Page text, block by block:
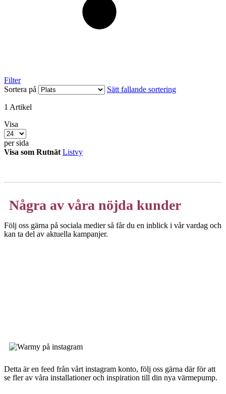
Filter
Sortera på
Sätt fallande sortering
1 Artikel
Visa
per sida
Visa som Rutnät Listvy
Några av våra nöjda kunder
Följ oss gärna på sociala medier så får du en inblick i vår vardag och
kan ta del av aktuella kampanjer.
Detta är en feed från vårt instagram konto, följ oss gärna där för att
se fler av våra installationer och inspiration till din nya värmepump.